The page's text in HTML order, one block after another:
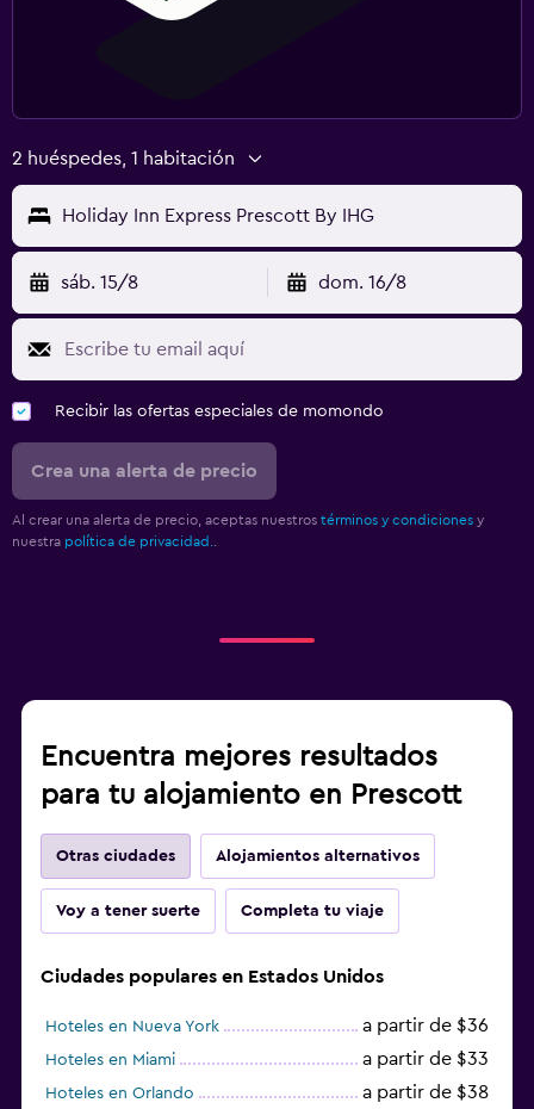
2 huéspedes, 1 habitación
Holiday Inn Express Prescott By IHG
sáb. 15/8 dom. 16/8
Recibir las ofertas especiales de momondo
Crea una alerta de precio
Al crear una alerta de precio, aceptas nuestros términos y condiciones y
nuestra política de privacidad.
Encuentra mejores resultados
para tu alojamiento en Prescott
Otras ciudades Alojamientos alternativos
Voy a tener suerte Completa tu viaje
Ciudades populares en Estados Unidos
Hoteles en Nueva York a partir de $36
Hoteles en Miami a partir de $33
Hoteles en Orlando a partir de $38